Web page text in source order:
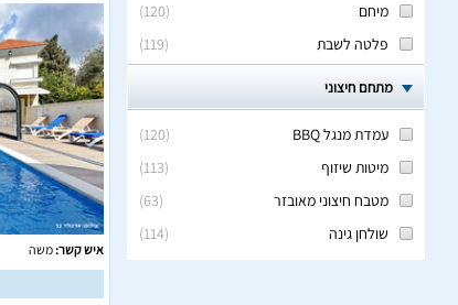
(
120
)
מיחם
(
119
) פלטה לשבת
מתחם חיצוני
(
120
)
עמדת מנגל BBQ
(
113
)
מיטות שיזוף
(
63
)
מטבח חיצוני מאובזר
(
114
) שולחן גינה
איש קשר:משה